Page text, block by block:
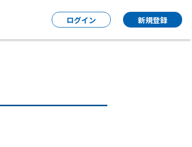
ログイン 新規登録